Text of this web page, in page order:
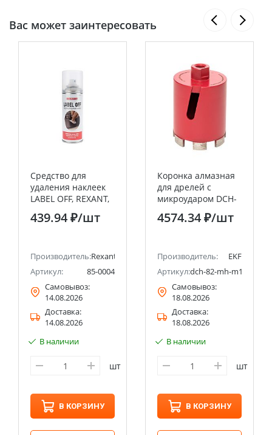
Вас может заинтересовать
Средство для
удаления наклеек
LABEL OFF, REXANT,
150 мл, аэрозоль
439.94 ₽/шт
Производитель:Rexant
Артикул:
85-0004
Самовывоз:
14.08.2026
Доставка:
14.08.2026
В наличии
шт
В КОРЗИНУ
Коронка алмазная
для дрелей с
микроударом DCH-
82MH Micro Hit
Laser M16 EKF
4574.34 ₽/шт
Производитель:
EKF
Артикул:dch-82-mh-m16
Самовывоз:
18.08.2026
Доставка:
18.08.2026
В наличии
шт
В КОРЗИНУ